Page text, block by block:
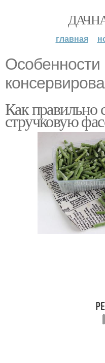
главная
Особенности
Как правильно
стручковую